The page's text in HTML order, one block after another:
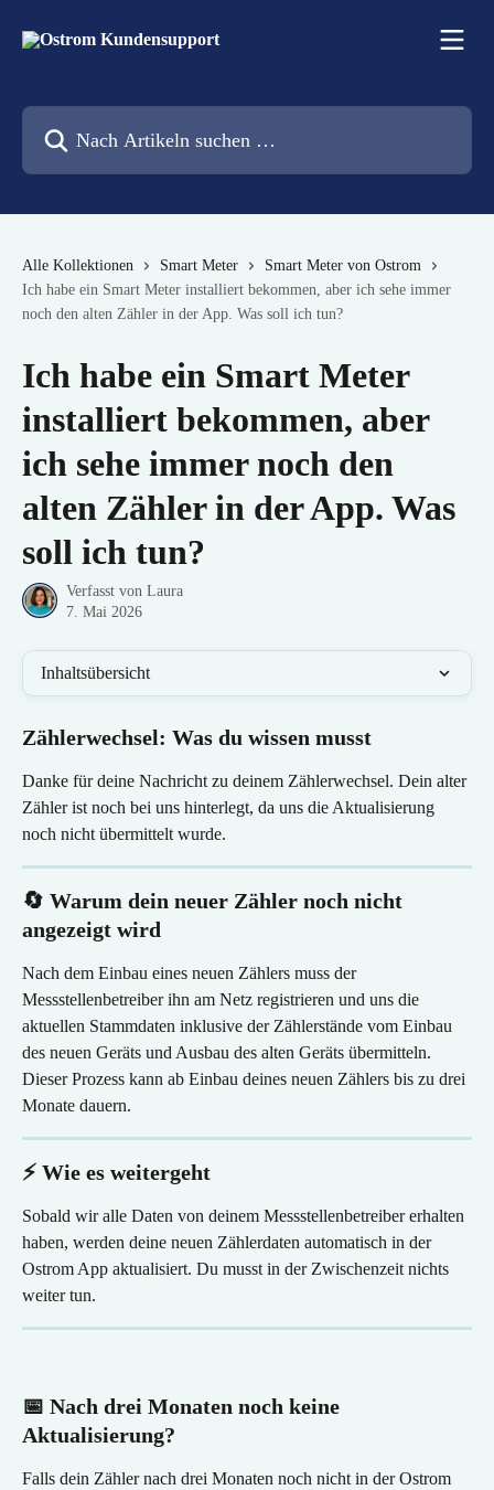
Alle Kollektionen Smart Meter
Smart Meter von Ostrom
Ich habe ein Smart Meter installiert bekommen, aber ich sehe immer
noch den alten Zähler in der App. Was soll ich tun?
Ich habe ein Smart Meter
installiert bekommen, aber
ich sehe immer noch den
alten Zähler in der App. Was
soll ich tun?
Verfasst von Laura
7. Mai 2026
Inhaltsübersicht
Zählerwechsel: Was du wissen musst
Danke für deine Nachricht zu deinem Zählerwechsel. Dein alter
Zähler ist noch bei uns hinterlegt, da uns die Aktualisierung
noch nicht übermittelt wurde.
🔄 Warum dein neuer Zähler noch nicht
angezeigt wird
Nach dem Einbau eines neuen Zählers muss der
Messstellenbetreiber ihn am Netz registrieren und uns die
aktuellen Stammdaten inklusive der Zählerstände vom Einbau
des neuen Geräts und Ausbau des alten Geräts übermitteln.
Dieser Prozess kann ab Einbau deines neuen Zählers bis zu drei
Monate dauern.
⚡ Wie es weitergeht
Sobald wir alle Daten von deinem Messstellenbetreiber erhalten
haben, werden deine neuen Zählerdaten automatisch in der
Ostrom App aktualisiert. Du musst in der Zwischenzeit nichts
weiter tun.
📅 Nach drei Monaten noch keine
Aktualisierung?
Falls dein Zähler nach drei Monaten noch nicht in der Ostrom